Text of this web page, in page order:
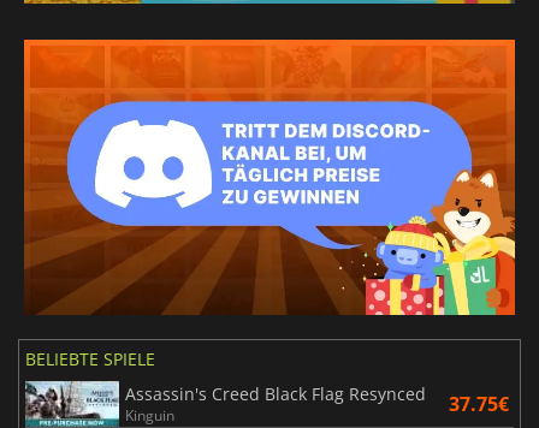
BELIEBTE SPIELE
Assassin's Creed Black Flag Resynced
Kinguin 37.75€